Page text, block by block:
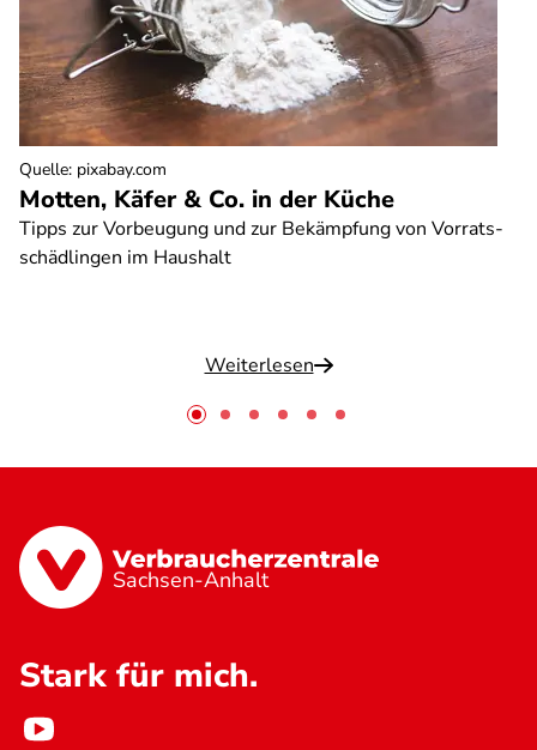
Motten, Käfer & Co. in der Küche
Tipps zur Vorbeugung und zur Bekämpfung von Vorrats-
schädlingen im Haushalt
Weiterlesen
Quelle: pixabay.com
Sachsen-Anhalt
Stark für mich.